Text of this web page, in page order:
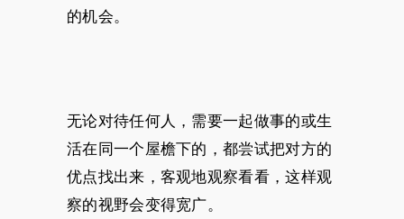
的机会。
无论对待任何人，需要一起做事的或生
活在同一个屋檐下的，都尝试把对方的
优点找出来，客观地观察看看，这样观
察的视野会变得宽广。